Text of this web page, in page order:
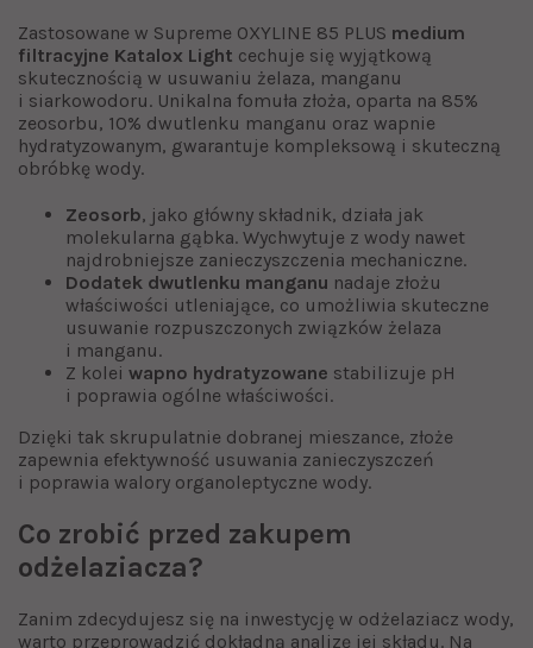
Zastosowane w Supreme OXYLINE 85 PLUS medium
filtracyjne Katalox Light cechuje się wyjątkową
skutecznością w usuwaniu żelaza, manganu
i siarkowodoru. Unikalna fomuła złoża, oparta na 85%
zeosorbu, 10% dwutlenku manganu oraz wapnie
hydratyzowanym, gwarantuje kompleksową i skuteczną
obróbkę wody.
Zeosorb, jako główny składnik, działa jak
molekularna gąbka. Wychwytuje z wody nawet
najdrobniejsze zanieczyszczenia mechaniczne.
Dodatek dwutlenku manganu nadaje złożu
właściwości utleniające, co umożliwia skuteczne
usuwanie rozpuszczonych związków żelaza
i manganu.
Z kolei wapno hydratyzowane stabilizuje pH
i poprawia ogólne właściwości.
Dzięki tak skrupulatnie dobranej mieszance, złoże
zapewnia efektywność usuwania zanieczyszczeń
i poprawia walory organoleptyczne wody.
Co zrobić przed zakupem
odżelaziacza?
Zanim zdecydujesz się na inwestycję w odżelaziacz wody,
warto przeprowadzić dokładną analizę jej składu. Na